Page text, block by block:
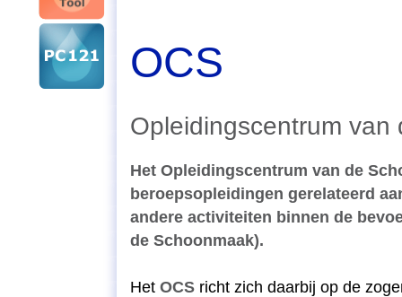
OCS
Opleidingscentrum van
Het Opleidingscentrum van de
beroepsopleidingen gerelateerd
andere activiteiten binnen de
de Schoonmaak).
Het OCS richt zich daarbij op de